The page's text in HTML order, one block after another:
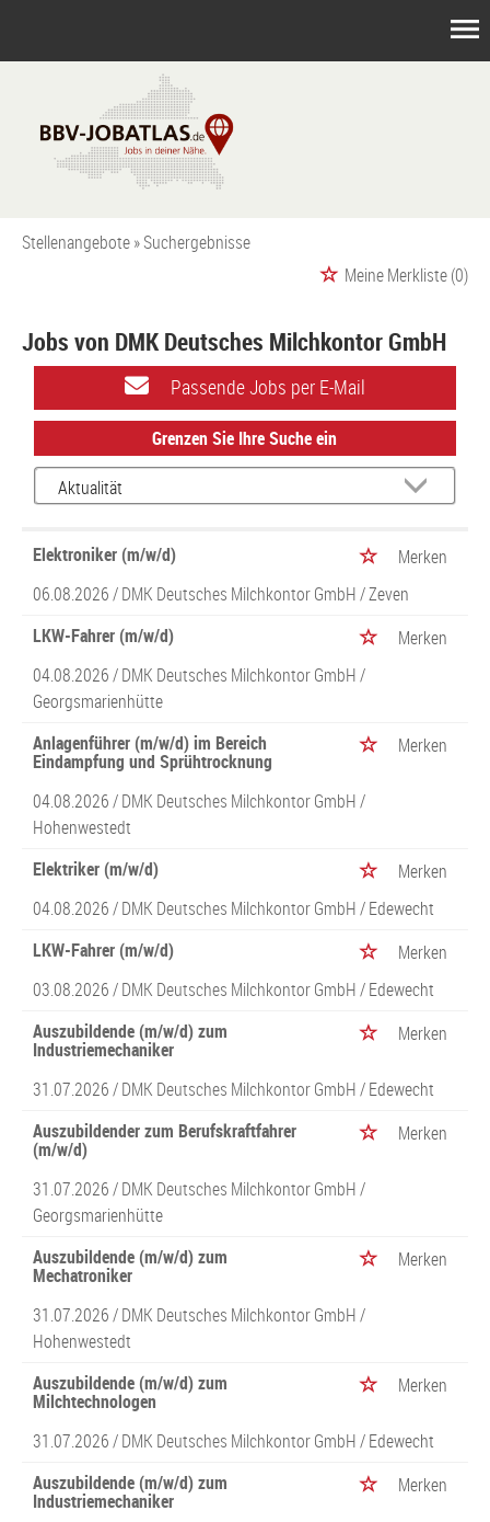
Stellenangebote Suchergebnisse
Meine Merkliste(0)
Jobs von DMK Deutsches Milchkontor GmbH
Passende Jobs per E-Mail
Grenzen Sie Ihre Suche ein
Elektroniker (m/w/d)
Merken
06.08.2026 /DMK Deutsches Milchkontor GmbH/ Zeven
LKW-Fahrer (m/w/d)
Merken
04.08.2026 /DMK Deutsches Milchkontor GmbH/
Georgsmarienhütte
Anlagenführer (m/w/d) im Bereich
Eindampfung und Sprühtrocknung
Merken
04.08.2026 /DMK Deutsches Milchkontor GmbH/
Hohenwestedt
Elektriker (m/w/d)
Merken
04.08.2026 /DMK Deutsches Milchkontor GmbH/ Edewecht
LKW-Fahrer (m/w/d)
Merken
03.08.2026 /DMK Deutsches Milchkontor GmbH/ Edewecht
Auszubildende (m/w/d) zum
Industriemechaniker
Merken
31.07.2026 /DMK Deutsches Milchkontor GmbH/ Edewecht
Auszubildender zum Berufskraftfahrer
(m/w/d)
Merken
31.07.2026 /DMK Deutsches Milchkontor GmbH/
Georgsmarienhütte
Auszubildende (m/w/d) zum
Mechatroniker
Merken
31.07.2026 /DMK Deutsches Milchkontor GmbH/
Hohenwestedt
Auszubildende (m/w/d) zum
Milchtechnologen
Merken
31.07.2026 /DMK Deutsches Milchkontor GmbH/ Edewecht
Auszubildende (m/w/d) zum
Industriemechaniker
Merken